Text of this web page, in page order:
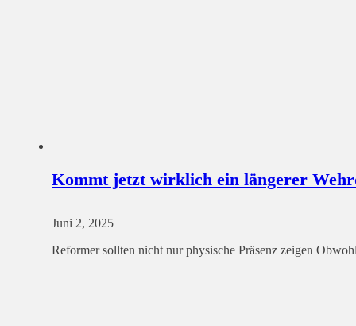
Kommt jetzt wirklich ein längerer
Juni 2, 2025
Reformer sollten nicht nur physische Präsenz zeigen